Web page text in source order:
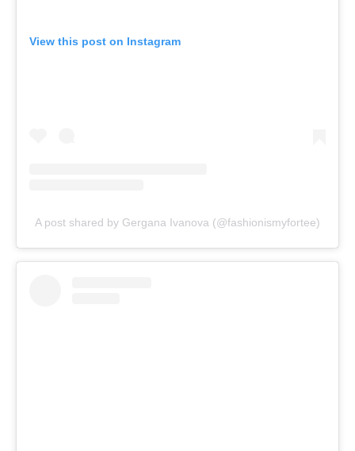
View this post on Instagram
A post shared by Gergana Ivanova (@fashionismyfortee)